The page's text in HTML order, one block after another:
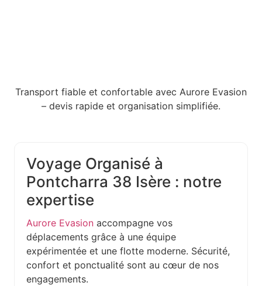
Transport fiable et confortable avec Aurore Evasion
– devis rapide et organisation simplifiée.
Voyage Organisé à
Pontcharra 38 Isère : notre
expertise
Aurore Evasion accompagne vos
déplacements grâce à une équipe
expérimentée et une flotte moderne. Sécurité,
confort et ponctualité sont au cœur de nos
engagements.